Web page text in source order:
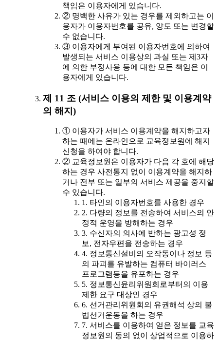
책임은 이용자에게 있습니다.
② 명백한 사유가 있는 경우를 제외하고는 이
용자가 이용자번호를 공유, 양도 또는 변경할
수 없습니다.
③ 이용자에게 부여된 이용자번호에 의하여
발생되는 서비스 이용상의 과실 또는 제3자
에 의한 부정사용 등에 대한 모든 책임은 이
용자에게 있습니다.
제 11 조 (서비스 이용의 제한 및 이용계약
의 해지)
① 이용자가 서비스 이용계약을 해지하고자
하는 때에는 온라인으로 교육정보원에 해지
신청을 하여야 합니다.
② 교육정보원은 이용자가 다음 각 호에 해당
하는 경우 사전통지 없이 이용계약을 해지하
거나 전부 또는 일부의 서비스 제공을 중지할
수 있습니다.
1. 타인의 이용자번호를 사용한 경우
2. 다량의 정보를 전송하여 서비스의 안
정적 운영을 방해하는 경우
3. 수신자의 의사에 반하는 광고성 정
보, 전자우편을 전송하는 경우
4. 정보통신설비의 오작동이나 정보 등
의 파괴를 유발하는 컴퓨터 바이러스
프로그램등을 유포하는 경우
5. 정보통신윤리위원회로부터의 이용
제한 요구 대상인 경우
6. 선거관리위원회의 유권해석 상의 불
법선거운동을 하는 경우
7. 서비스를 이용하여 얻은 정보를 교육
정보원의 동의 없이 상업적으로 이용하